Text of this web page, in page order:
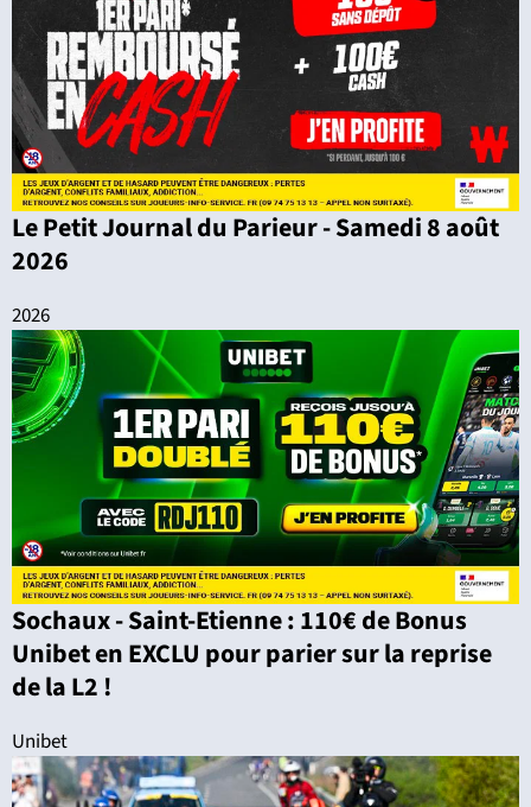
Le Petit Journal du Parieur - Samedi 8 août
2026
2026
Sochaux - Saint-Etienne : 110€ de Bonus
Unibet en EXCLU pour parier sur la reprise
de la L2 !
Unibet